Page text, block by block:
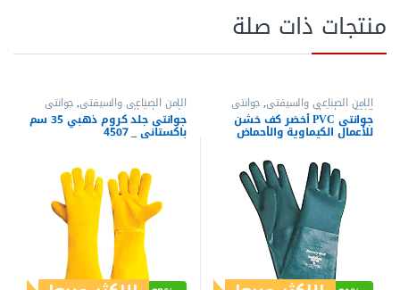
منتجات ذات صلة
الأمن الصناعي والسيفتي,جوانتي
PVC
, حماية اليدينجوانتى PVC أخضر كف خشن
للأعمال الكيماوية والأحماض
الأمن الصناعي والسيفتي,جوانتي
جلد,حماية اليدين جوانتى جلد كروم ذهبي 35 سم
باكستانى _ 4507